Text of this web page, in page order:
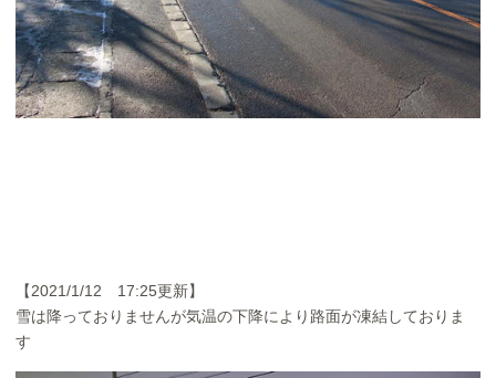
【2021/1/12 17:25更新】
雪は降っておりませんが気温の下降により路面が凍結しておりま
す